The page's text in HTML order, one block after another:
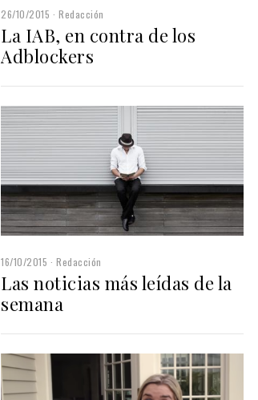
26/10/2015 Redacción
La IAB, en contra de los
Adblockers
16/10/2015 Redacción
Las noticias más leídas de la
semana